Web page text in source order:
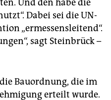
Und den habe die
Dabei sei die UN-
„ermessensleitend“.
sagt Steinbrück –
Bauordnung, die im
erteilt wurde.